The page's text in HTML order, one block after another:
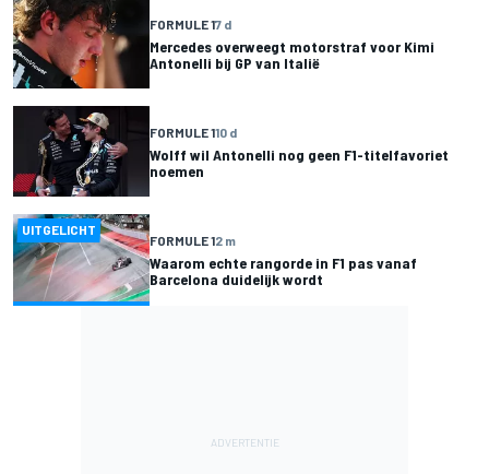
FORMULE 17 d
Mercedes overweegt motorstraf voor Kimi
Antonelli bij GP van Italië
FORMULE 110 d
Wolff wil Antonelli nog geen F1-titelfavoriet
noemen
UITGELICHT
FORMULE 12 m
Waarom echte rangorde in F1 pas vanaf
Barcelona duidelijk wordt